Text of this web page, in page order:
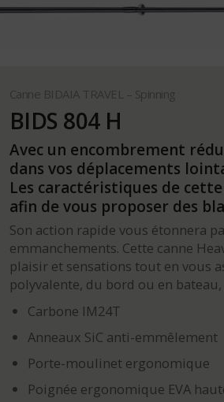
Canne BIDAIA TRAVEL – Spinning
BIDS 804 H
Avec un encombrement
dans vos déplacements
Les caractéristiques de
afin de vous proposer des
Son action rapide vous étonnera
emmanchements. Cette canne
plaisir et sensations tout en vous
polyvalente, du bord ou en
Carbone IM24T
Anneaux SiC anti-emmêlement
Porte-moulinet ergonomique
Poignée ergonomique EVA